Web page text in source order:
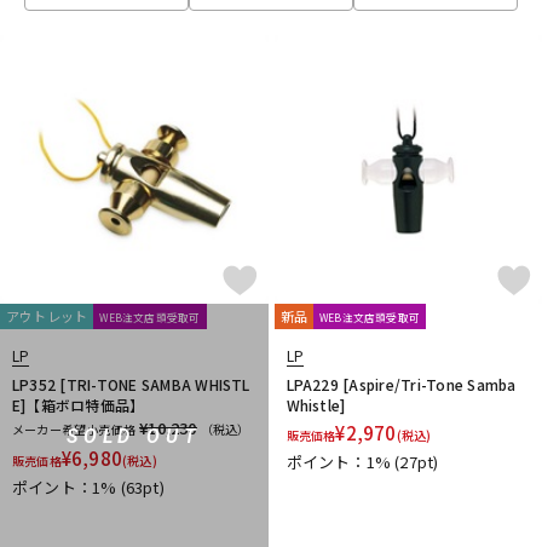
ドラム パーカッション
キーボード 電子ピアノ
アンプ エフェクター
DJ機器 DTM
SOLD OUT
アウトレット WEB注文店頭受取可
LP
LP352 [TRI-TONE SAMBA WHISTL
E]【箱ボロ特価品】
メーカー希望小売価格 ¥10,230
（税込）
販売価格¥6,980(税込)
ポイント：1% (63pt)
新品 WEB注文店頭受取可
LP
LPA229 [Aspire/Tri-Tone Samba
Whistle]
販売価格¥2,970(税込)
ポイント：1%(27pt)